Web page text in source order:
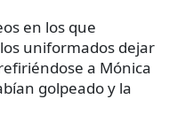
en los que
uniformados dejar
a Mónica
golpeado y la